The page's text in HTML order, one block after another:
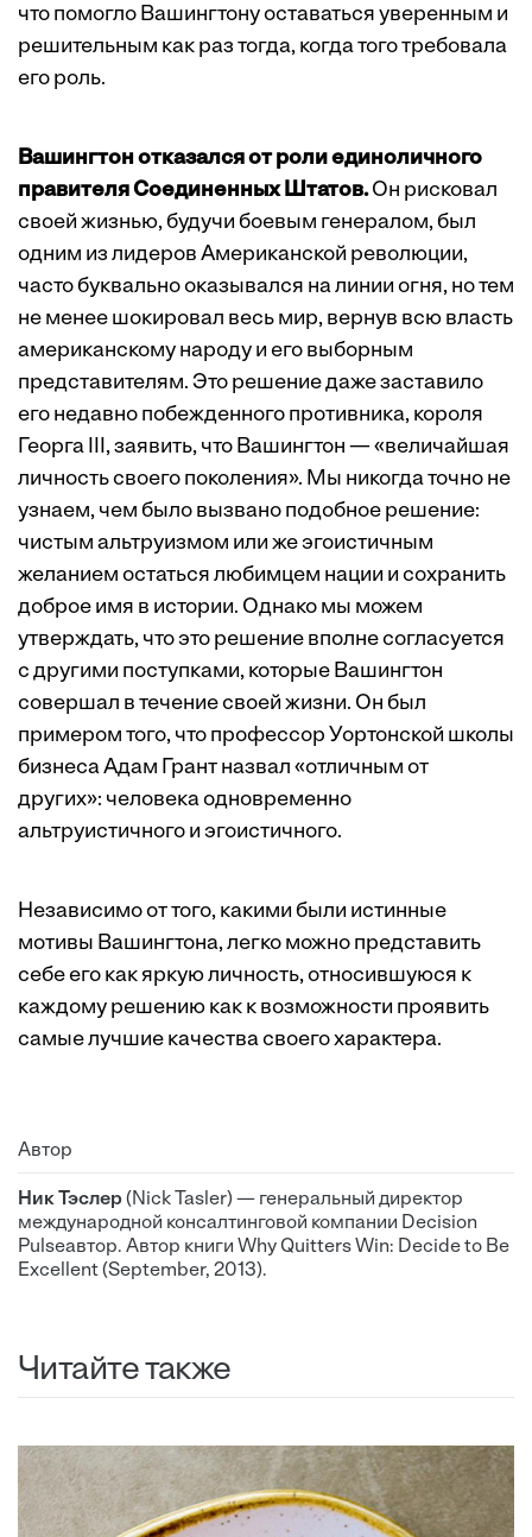
что помогло Вашингтону оставаться уверенным и
решительным как раз тогда, когда того требовала
его роль.
Вашингтон отказался от роли единоличного
правителя Соединенных Штатов.Он рисковал
своей жизнью, будучи боевым генералом, был
одним из лидеров Американской революции,
часто буквально оказывался на линии огня, но тем
не менее шокировал весь мир, вернув всю власть
американскому народу и его выборным
представителям. Это решение даже заставило
его недавно побежденного противника, короля
Георга III, заявить, что Вашингтон — «величайшая
личность своего поколения». Мы никогда точно не
узнаем, чем было вызвано подобное решение:
чистым альтруизмом или же эгоистичным
желанием остаться любимцем нации и сохранить
доброе имя в истории. Однако мы можем
утверждать, что это решение вполне согласуется
с другими поступками, которые Вашингтон
совершал в течение своей жизни. Он был
примером того, что профессор Уортонской школы
бизнеса Адам Грант назвал «отличным от
других»: человека одновременно
альтруистичного и эгоистичного.
Независимо от того, какими были истинные
мотивы Вашингтона, легко можно представить
себе его как яркую личность, относившуюся к
каждому решению как к возможности проявить
самые лучшие качества своего характера.
Автор
Ник Тэслер(Nick Tasler) — генеральный директор
международной консалтинговой компании Decision
Pulseавтор. Автор книги Why Quitters Win: Decide to Be
Excellent (September, 2013).
Читайте также